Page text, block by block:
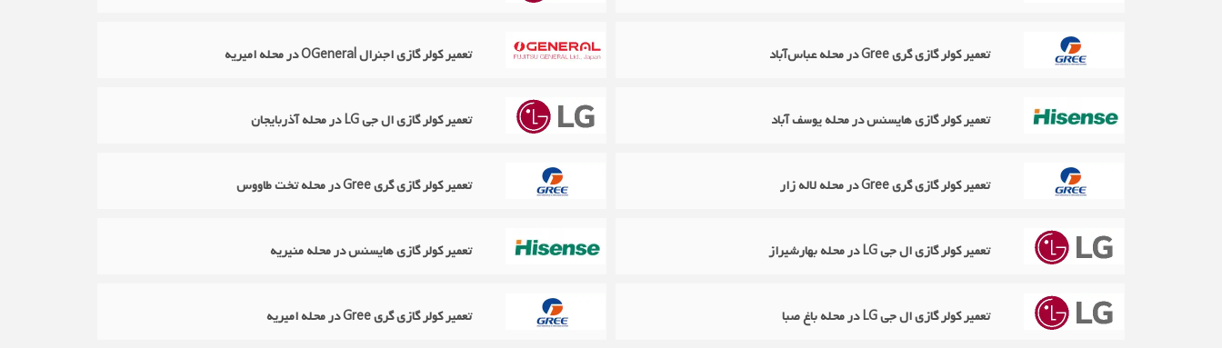
تعمیر کولر گازی گری Gree در محله عباس‌آباد تعمیر کولر گازی اجنرال OGeneral در محله امیریه
تعمیر کولر گازی هایسنس در محله یوسف آباد تعمیر کولر گازی ال جی LG در محله آذربایجان
تعمیر کولر گازی گری Gree در محله لاله زار تعمیر کولر گازی گری Gree در محله تخت طاووس
تعمیر کولر گازی ال جی LG در محله بهارشیراز تعمیر کولر گازی هایسنس در محله منیریه
تعمیر کولر گازی ال جی LG در محله باغ صبا تعمیر کولر گازی گری Gree در محله امیریه